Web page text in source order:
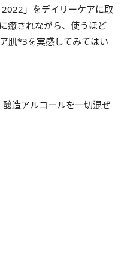
」をデイリーケアに取
癒されながら、使うほど
肌*3を実感してみてはい
造アルコールを一切混ぜ